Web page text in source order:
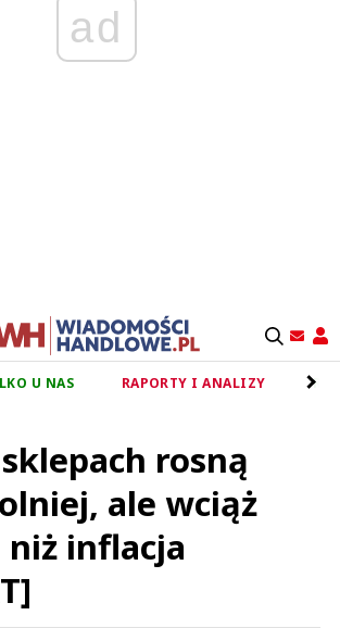
ad
U NAS RAPORTY I ANALIZY
rosną
ale wciąż
niż inflacja